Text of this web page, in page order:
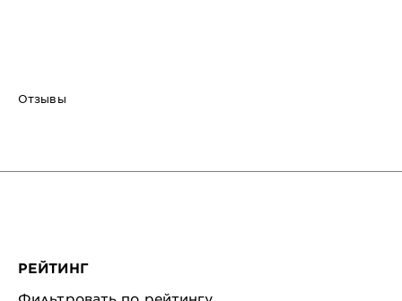
Отзывы
РЕЙТИНГ
Фильтровать по рейтингу